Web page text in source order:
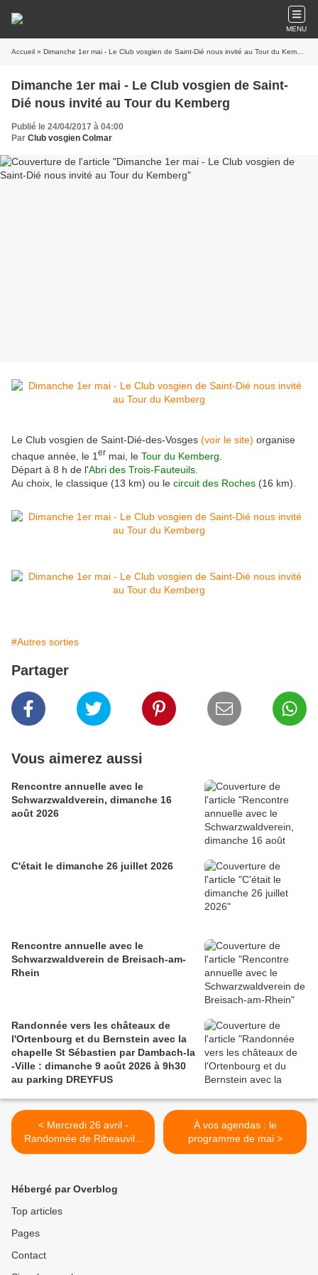
MENU
Accueil » Dimanche 1er mai - Le Club vosgien de Saint-Dié nous invité au Tour du Kemberg
Dimanche 1er mai - Le Club vosgien de Saint-
Dié nous invité au Tour du Kemberg
Publié le 24/04/2017 à 04:00
Par Club vosgien Colmar
Le Club vosgien de Saint-Dié-des-Vosges (voir le site) organise
chaque année, le 1 er mai, le Tour du Kemberg
Départ à 8 h de l'Abri des Trois-Fauteuils
Au choix, le classique (13 km) ou le circuit des Roches (16 km).
#Autres sorties
Partager
Vous aimerez aussi
Rencontre annuelle avec le
Schwarzwaldverein, dimanche 16
août 2026
C'était le dimanche 26 juillet 2026
Rencontre annuelle avec le
Schwarzwaldverein de Breisach-am-
Rhein
Randonnée vers les châteaux de
l'Ortenbourg et du Bernstein avec la
chapelle St Sébastien par Dambach-la
-Ville : dimanche 9 août 2026 à 9h30
au parking DREYFUS
< Mercredi 26 avril -
Randonnée de Ribeauvillé
vers le château de Bilstein
À vos agendas : le
programme de mai >
Hébergé par Overblog
Top articles
Pages
Contact